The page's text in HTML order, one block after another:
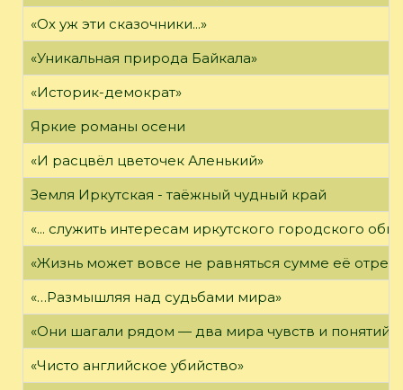
«Ох уж эти сказочники...»
«Уникальная природа Байкала»
«Историк-демократ»
Яркие романы осени
«И расцвёл цветочек Аленький»
Земля Иркутская - таёжный чудный край
«... служить интересам иркутского городского
«Жизнь может вовсе не равняться сумме её
«…Размышляя над судьбами мира»
«Они шагали рядом — два мира чувств и понятий,
«Чисто английское убийство»